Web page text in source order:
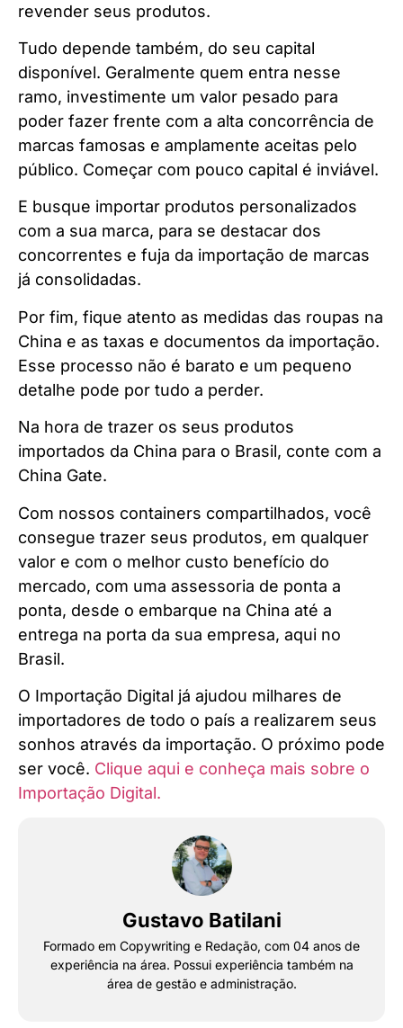
revender seus produtos.
Tudo depende também, do seu capital
disponível. Geralmente quem entra nesse
ramo, investimente um valor pesado para
poder fazer frente com a alta concorrência de
marcas famosas e amplamente aceitas pelo
público. Começar com pouco capital é inviável.
E busque importar produtos personalizados
com a sua marca, para se destacar dos
concorrentes e fuja da importação de marcas
já consolidadas.
Por fim, fique atento as medidas das roupas na
China e as taxas e documentos da importação.
Esse processo não é barato e um pequeno
detalhe pode por tudo a perder.
Na hora de trazer os seus produtos
importados da China para o Brasil, conte com a
China Gate.
Com nossos containers compartilhados, você
consegue trazer seus produtos, em qualquer
valor e com o melhor custo benefício do
mercado, com uma assessoria de ponta a
ponta, desde o embarque na China até a
entrega na porta da sua empresa, aqui no
Brasil.
O Importação Digital já ajudou milhares de
importadores de todo o país a realizarem seus
sonhos através da importação. O próximo pode
ser você. Clique aqui e conheça mais sobre o
Importação Digital.
Gustavo Batilani
Formado em Copywriting e Redação, com 04 anos de
experiência na área. Possui experiência também na
área de gestão e administração.